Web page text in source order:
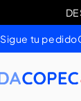
Sigue tu pedido